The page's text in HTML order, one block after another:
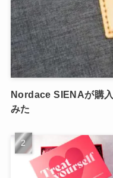
Nordace SIENAが購
みた